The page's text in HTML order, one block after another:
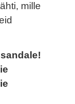
mille